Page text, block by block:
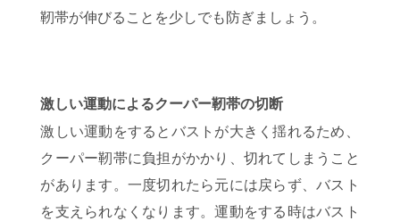
靭帯が伸びることを少しでも防ぎましょう。
激しい運動によるクーパー靭帯の切断
激しい運動をするとバストが大きく揺れるため、
クーパー靭帯に負担がかかり、切れてしまうこと
があります。一度切れたら元には戻らず、バスト
を支えられなくなります。運動をする時はバスト